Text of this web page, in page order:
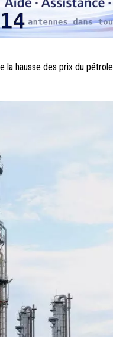
la hausse des prix du pétrole